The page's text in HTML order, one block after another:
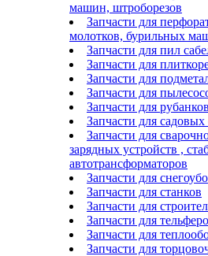
машин, штроборезов
Запчасти для
молотков, бурильных
Запчасти для пил
Запчасти для
Запчасти для
Запчасти для
Запчасти для рубанков
Запчасти для
Запчасти для
зарядных устройств ,
автотрансформаторов
Запчасти для
Запчасти для станков
Запчасти для
Запчасти для
Запчасти для
Запчасти для